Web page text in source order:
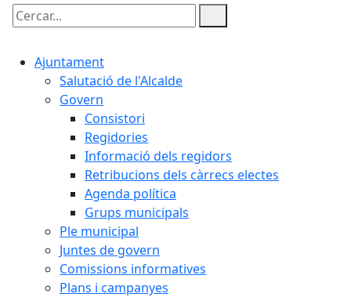
Cercar:
Ajuntament
Salutació de l'Alcalde
Govern
Consistori
Regidories
Informació dels regidors
Retribucions dels càrrecs electes
Agenda política
Grups municipals
Ple municipal
Juntes de govern
Comissions informatives
Plans i campanyes